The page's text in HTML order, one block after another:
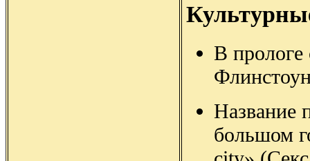
В
Название
большом